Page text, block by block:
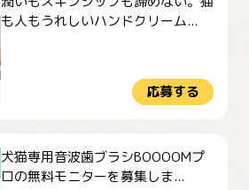
も人もうれしいハンドクリーム...
応募する
犬猫専用音波歯ブラシBOOOOMプ
ロの無料モニターを募集しま...